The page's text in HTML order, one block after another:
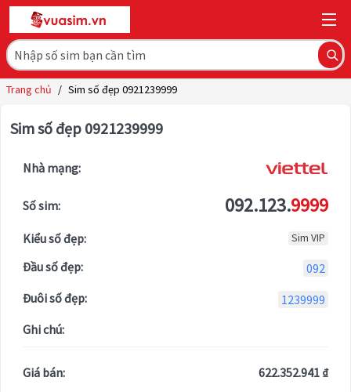
Trang chủ / Sim số đẹp 0921239999
Sim số đẹp 0921239999
Nhà mạng:
Số sim: 092.123.9999
Kiểu số đẹp: Sim VIP
Đầu số đẹp:
092
Đuôi số đẹp:
1239999
Ghi chú:
Giá bán: 622.352.941 ₫